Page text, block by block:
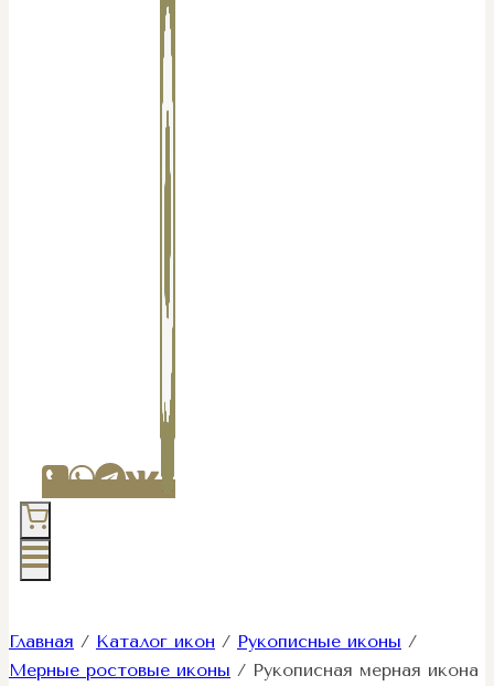
Главная / Каталог икон / Рукописные иконы /
Мерные ростовые иконы / Рукописная мерная икона